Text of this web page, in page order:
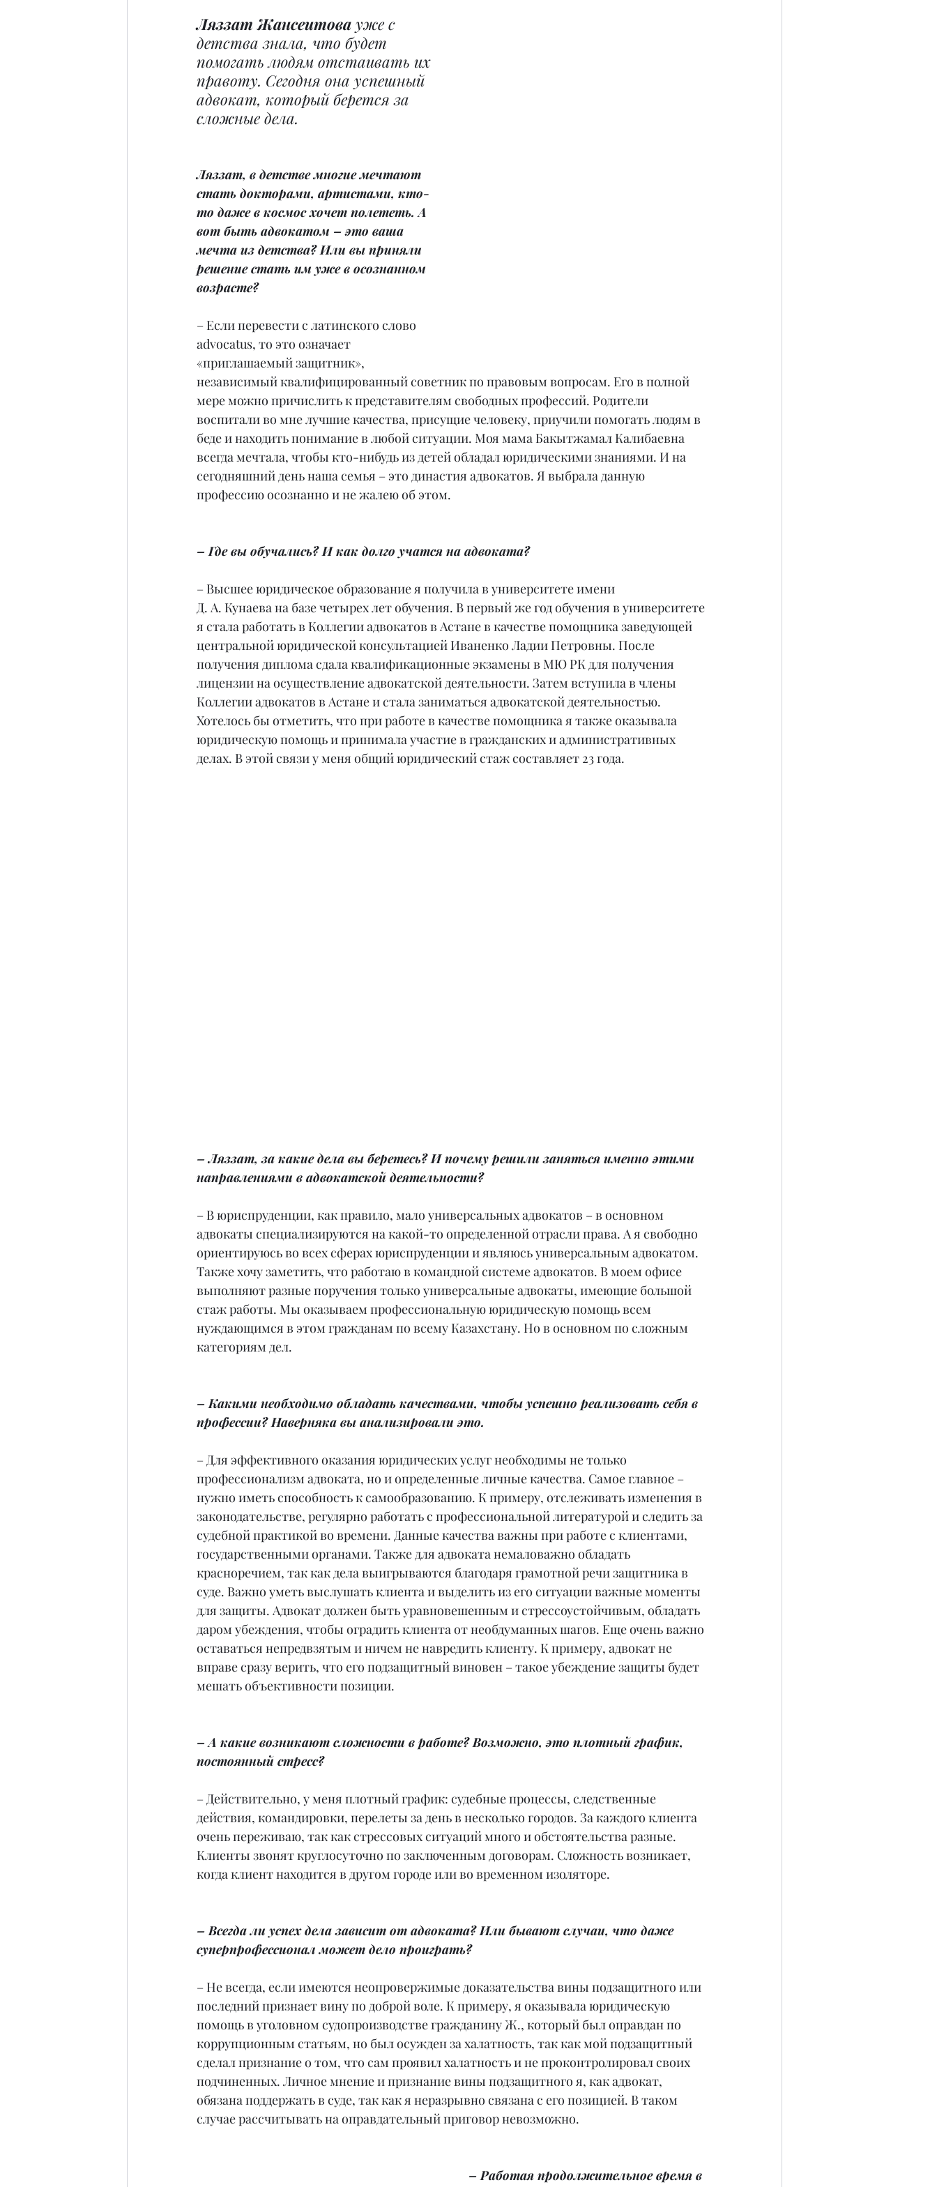
Ляззат Жансеитова уже с
детства знала, что будет
помогать людям отстаивать их
правоту. Сегодня она успешный
адвокат, который берется за
сложные дела.
Ляззат, в детстве многие мечтают
стать докторами, артистами, кто-
то даже в космос хочет полететь. А
вот быть адвокатом – это ваша
мечта из детства? Или вы приняли
решение стать им уже в осознанном
возрасте?
– Если перевести с латинского слово
advocatus, то это означает
«приглашаемый защитник»,
независимый квалифицированный советник по правовым вопросам. Его в полной
мере можно причислить к представителям свободных профессий. Родители
воспитали во мне лучшие качества, присущие человеку, приучили помогать людям в
беде и находить понимание в любой ситуации. Моя мама Бакытжамал Калибаевна
всегда мечтала, чтобы кто-нибудь из детей обладал юридическими знаниями. И на
сегодняшний день наша семья – это династия адвокатов. Я выбрала данную
профессию осознанно и не жалею об этом.
– Где вы обучались? И как долго учатся на адвоката?
– Высшее юридическое образование я получила в университете имени
Д. А. Кунаева на базе четырех лет обучения. В первый же год обучения в университете
я стала работать в Коллегии адвокатов в Астане в качестве помощника заведующей
центральной юридической консультацией Иваненко Ладии Петровны. После
получения диплома сдала квалификационные экзамены в МЮ РК для получения
лицензии на осуществление адвокатской деятельности. Затем вступила в члены
Коллегии адвокатов в Астане и стала заниматься адвокатской деятельностью.
Хотелось бы отметить, что при работе в качестве помощника я также оказывала
юридическую помощь и принимала участие в гражданских и административных
делах. В этой связи у меня общий юридический стаж составляет 23 года.
– Ляззат, за какие дела вы беретесь? И почему решили заняться именно этими
направлениями в адвокатской деятельности?
– В юриспруденции, как правило, мало универсальных адвокатов – в основном
адвокаты специализируются на какой-то определенной отрасли права. А я свободно
ориентируюсь во всех сферах юриспруденции и являюсь универсальным адвокатом.
Также хочу заметить, что работаю в командной системе адвокатов. В моем офисе
выполняют разные поручения только универсальные адвокаты, имеющие большой
стаж работы. Мы оказываем профессиональную юридическую помощь всем
нуждающимся в этом гражданам по всему Казахстану. Но в основном по сложным
категориям дел.
– Какими необходимо обладать качествами, чтобы успешно реализовать себя в
профессии? Наверняка вы анализировали это.
– Для эффективного оказания юридических услуг необходимы не только
профессионализм адвоката, но и определенные личные качества. Самое главное –
нужно иметь способность к самообразованию. К примеру, отслеживать изменения в
законодательстве, регулярно работать с профессиональной литературой и следить за
судебной практикой во времени. Данные качества важны при работе с клиентами,
государственными органами. Также для адвоката немаловажно обладать
красноречием, так как дела выигрываются благодаря грамотной речи защитника в
суде. Важно уметь выслушать клиента и выделить из его ситуации важные моменты
для защиты. Адвокат должен быть уравновешенным и стрессоустойчивым, обладать
даром убеждения, чтобы оградить клиента от необдуманных шагов. Еще очень важно
оставаться непредвзятым и ничем не навредить клиенту. К примеру, адвокат не
вправе сразу верить, что его подзащитный виновен – такое убеждение защиты будет
мешать объективности позиции.
– А какие возникают сложности в работе? Возможно, это плотный график,
постоянный стресс?
– Действительно, у меня плотный график: судебные процессы, следственные
действия, командировки, перелеты за день в несколько городов. За каждого клиента
очень переживаю, так как стрессовых ситуаций много и обстоятельства разные.
Клиенты звонят круглосуточно по заключенным договорам. Сложность возникает,
когда клиент находится в другом городе или во временном изоляторе.
– Всегда ли успех дела зависит от адвоката? Или бывают случаи, что даже
суперпрофессионал может дело проиграть?
– Не всегда, если имеются неопровержимые доказательства вины подзащитного или
последний признает вину по доброй воле. К примеру, я оказывала юридическую
помощь в уголовном судопроизводстве гражданину Ж., который был оправдан по
коррупционным статьям, но был осужден за халатность, так как мой подзащитный
сделал признание о том, что сам проявил халатность и не проконтролировал своих
подчиненных. Личное мнение и признание вины подзащитного я, как адвокат,
обязана поддержать в суде, так как я неразрывно связана с его позицией. В таком
случае рассчитывать на оправдательный приговор невозможно.
– Работая продолжительное время в